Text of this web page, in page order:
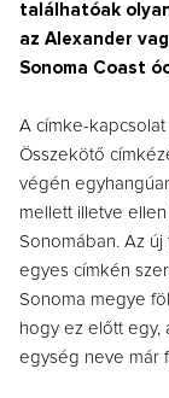
találhatóak
az Alexander
Sonoma Coast
A címke-kapcsolat
Összekötő
végén
mellett illetve
Sonomában. Az
egyes címkén
Sonoma megye
hogy ez előtt egy,
egység neve már